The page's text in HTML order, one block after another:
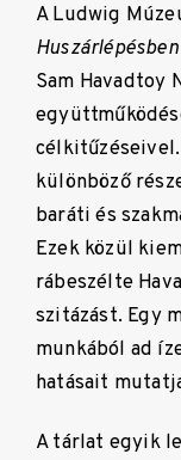
A Ludwig
Huszárlépésben
Sam Havadtoy
különböző
baráti és
Ezek közül
rábeszélte
szitázást. Egy
munkából ad
hatásait
A tárlat egyik